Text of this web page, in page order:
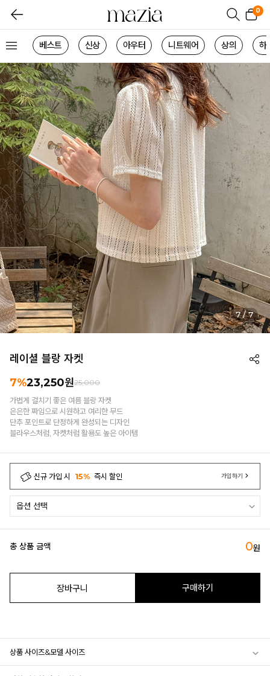
0
베스트 신상 아우터 니트웨어 상의 하
7 / 7
레이셜 블랑 자켓
7%23,250원25,000
가볍게 걸치기 좋은 여름 블랑 자켓
은은한 짜임으로 시원하고 여리한 무드
단추 포인트로 단정하게 완성되는 디자인
블라우스처럼, 자켓처럼 활용도 높은 아이템
신규 가입 시 15% 즉시 할인 가입하기
총 상품 금액 0원
장바구니 구매하기
상품 사이즈&모델 사이즈